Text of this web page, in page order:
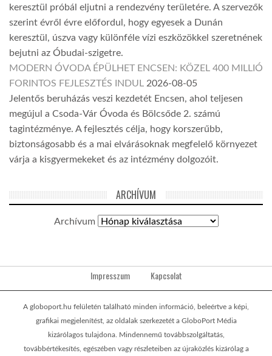
keresztül próbál eljutni a rendezvény területére. A szervezők
szerint évről évre előfordul, hogy egyesek a Dunán
keresztül, úszva vagy különféle vízi eszközökkel szeretnének
bejutni az Óbudai-szigetre.
MODERN ÓVODA ÉPÜLHET ENCSEN: KÖZEL 400 MILLIÓ
FORINTOS FEJLESZTÉS INDUL 2026-08-05
Jelentős beruházás veszi kezdetét Encsen, ahol teljesen
megújul a Csoda-Vár Óvoda és Bölcsőde 2. számú
tagintézménye. A fejlesztés célja, hogy korszerűbb,
biztonságosabb és a mai elvárásoknak megfelelő környezet
várja a kisgyermekeket és az intézmény dolgozóit.
ARCHÍVUM
Archívum
Impresszum Kapcsolat
A globoport.hu felületén található minden információ, beleértve a képi,
grafikai megjelenítést, az oldalak szerkezetét a GloboPort Média
kizárólagos tulajdona. Mindennemű továbbszolgáltatás,
továbbértékesítés, egészében vagy részleteiben az újraközlés kizárólag a